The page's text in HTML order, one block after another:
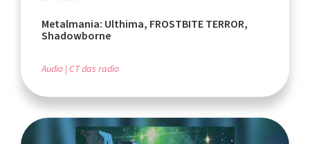
Metalmania: Ulthima, FROSTBITE TERROR,
Shadowborne
Audio CT das radio